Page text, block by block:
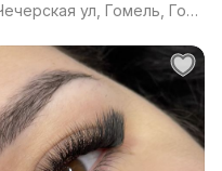
Чечерская ул, Гомель, Гомельская область